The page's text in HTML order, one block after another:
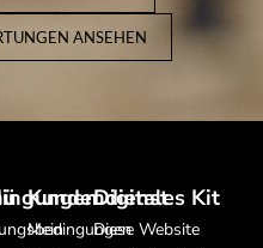
ANSEHEN
Kundendienst
Mein
Digitales Kit
Diese Website